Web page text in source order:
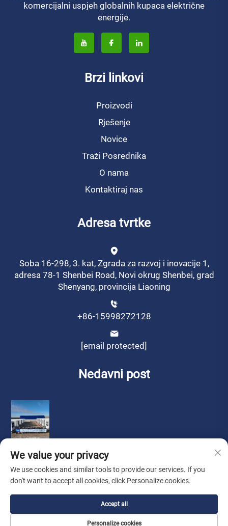
komercijalni uspjeh globalnih kupaca električne
energije.
Brzi linkovi
Proizvodi
Rješenje
Novice
Traži Posrednika
O nama
Kontaktiraj nas
Adresa tvrtke
Soba 16-298, 3. kat, Zgrada za razvoj i inovacije 1,
adresa 78-1 Shenbei Road, Novi okrug Shenbei, grad
Shenyang, provincija Liaoning
+86-15998272128
[email protected]
Nedavni post
Autorska prava © by Liaoning Sinotech Group Co.,Ltd.
privatnosti
We value your privacy
We use cookies and similar tools to provide our services. If you
don't want to accept all cookies, click Personalize cookies.
Personalize cookies
Accept all